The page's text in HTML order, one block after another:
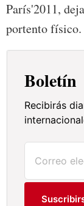
París'2011,
portento físico.
Boletín
Recibirás